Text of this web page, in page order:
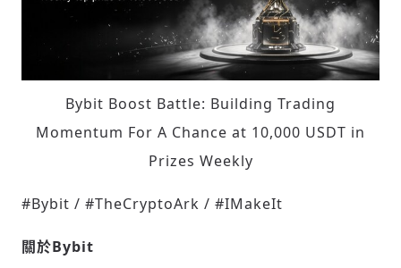
掌握國際政經脈動
參與下一波全球科技革命
驗證
Bybit Boost Battle: Building Trading
Momentum For A Chance at 10,000 USDT in
Prizes Weekly
#Bybit / #TheCryptoArk / #IMakeIt
關於Bybit